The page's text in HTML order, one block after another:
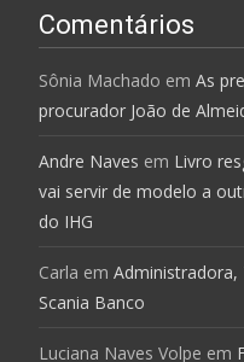
Comentários
Sônia Machado em As
procurador João de
Andre Naves em Livro
vai servir de modelo a
do IHG
Carla em Administradora,
Scania Banco
Luciana Naves Volpe em